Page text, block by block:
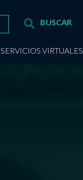
SERVICIOS VIRTUALES